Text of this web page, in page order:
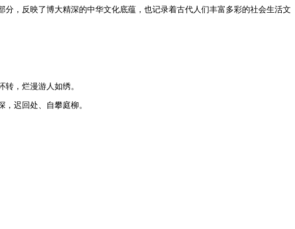
，反映了博大精深的中华文化底蕴，也记录着古代人们丰富多彩的社会生活文
，烂漫游人如绣。
迟回处、自攀庭柳。